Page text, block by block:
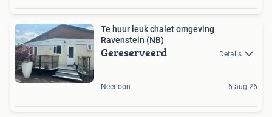
Te huur leuk chalet omgeving
Ravenstein (NB)
Gereserveerd Details
Neerloon 6 aug 26